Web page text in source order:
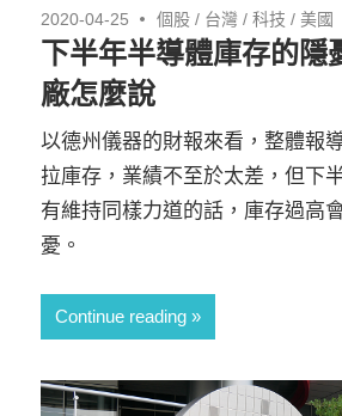
2020-04-25 個股 / 台灣 /科技 /美國
下半年半導體庫存的隱
廠怎麼說
以德州儀器的財報來看，整體報
拉庫存，業績不至於太差，但下
有維持同樣力道的話，庫存過高
憂。
Continue reading